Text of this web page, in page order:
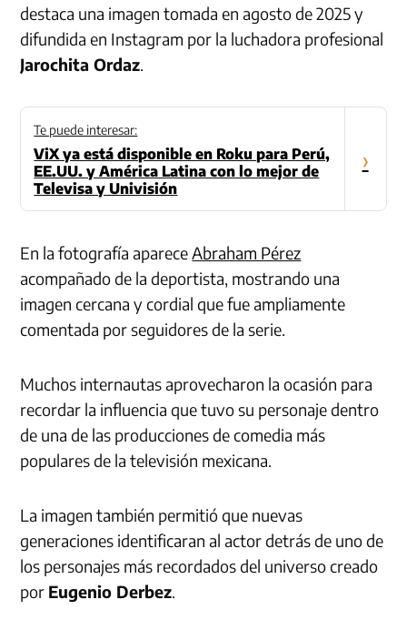
destaca una imagen tomada en agosto de 2025 y
difundida en Instagram por la luchadora profesional
Jarochita Ordaz.
Te puede interesar:
ViX ya está disponible en Roku para Perú,
EE.UU. y América Latina con lo mejor de
Televisa y Univisión
›
En la fotografía apareceAbraham Pérez
acompañado de la deportista, mostrando una
imagen cercana y cordial que fue ampliamente
comentada por seguidores de la serie.
Muchos internautas aprovecharon la ocasión para
recordar la influencia que tuvo su personaje dentro
de una de las producciones de comedia más
populares de la televisión mexicana.
La imagen también permitió que nuevas
generaciones identificaran al actor detrás de uno de
los personajes más recordados del universo creado
por Eugenio Derbez.